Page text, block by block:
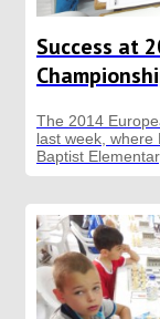
Success at
The 2014
last week, where
Baptist